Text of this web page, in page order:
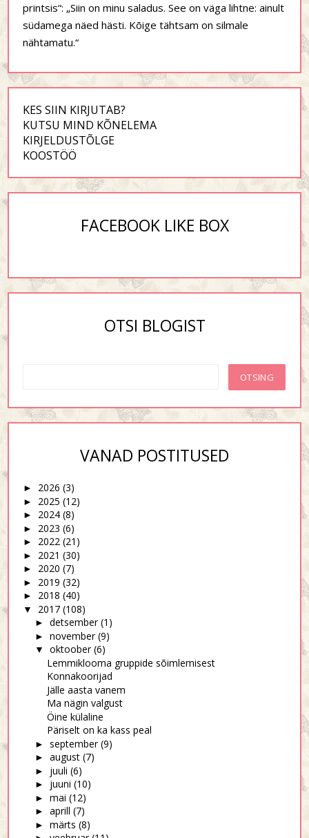
printsis“: „Siin on minu saladus. See on väga lihtne: ainult
südamega näed hästi. Kõige tähtsam on silmale
nähtamatu.“
KES SIIN KIRJUTAB?
KUTSU MIND KÕNELEMA
KIRJELDUSTÕLGE
KOOSTÖÖ
FACEBOOK LIKE BOX
OTSI BLOGIST
VANAD POSTITUSED
► 2026 (3)
► 2025 (12)
► 2024 (8)
► 2023 (6)
► 2022 (21)
► 2021 (30)
► 2020 (7)
► 2019 (32)
► 2018 (40)
▼ 2017 (108)
► detsember (1)
► november (9)
▼ oktoober (6)
Lemmiklooma gruppide sõimlemisest
Konnakoorijad
Jälle aasta vanem
Ma nägin valgust
Öine külaline
Päriselt on ka kass peal
► september (9)
► august (7)
► juuli (6)
► juuni (10)
► mai (12)
► aprill (7)
► märts (8)